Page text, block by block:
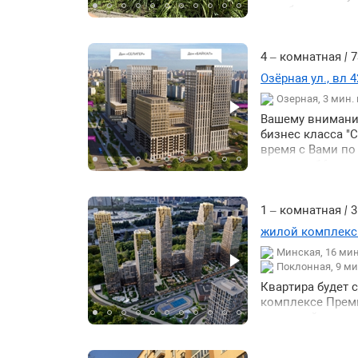
кондиционер.
4 – комнатная |
Озёрная ул., вл
Озерная, 3
Вашему
бизнес класса
время с Вами по
из: Просторной
санузлов.
подземном
отличный
комплексами и
отдыха
1 – комнатная |
жилой комплекс
Минская, 16
Поклонная, 9
Квартира будет
комплексе